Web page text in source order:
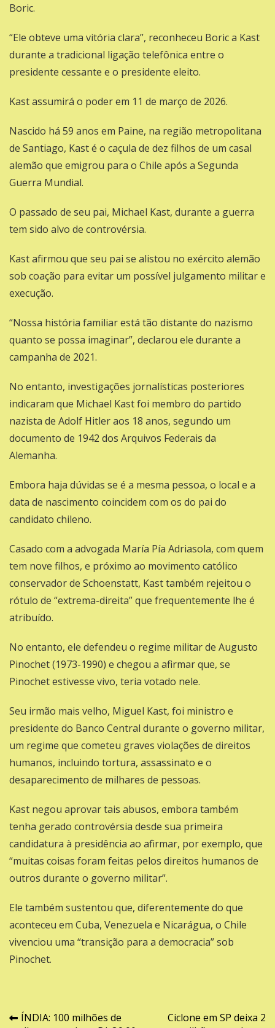
Boric.
“Ele obteve uma vitória clara”, reconheceu Boric a Kast
durante a tradicional ligação telefônica entre o
presidente cessante e o presidente eleito.
Kast assumirá o poder em 11 de março de 2026.
Nascido há 59 anos em Paine, na região metropolitana
de Santiago, Kast é o caçula de dez filhos de um casal
alemão que emigrou para o Chile após a Segunda
Guerra Mundial.
O passado de seu pai, Michael Kast, durante a guerra
tem sido alvo de controvérsia.
Kast afirmou que seu pai se alistou no exército alemão
sob coação para evitar um possível julgamento militar e
execução.
“Nossa história familiar está tão distante do nazismo
quanto se possa imaginar”, declarou ele durante a
campanha de 2021.
No entanto, investigações jornalísticas posteriores
indicaram que Michael Kast foi membro do partido
nazista de Adolf Hitler aos 18 anos, segundo um
documento de 1942 dos Arquivos Federais da
Alemanha.
Embora haja dúvidas se é a mesma pessoa, o local e a
data de nascimento coincidem com os do pai do
candidato chileno.
Casado com a advogada María Pía Adriasola, com quem
tem nove filhos, e próximo ao movimento católico
conservador de Schoenstatt, Kast também rejeitou o
rótulo de “extrema-direita” que frequentemente lhe é
atribuído.
No entanto, ele defendeu o regime militar de Augusto
Pinochet (1973-1990) e chegou a afirmar que, se
Pinochet estivesse vivo, teria votado nele.
Seu irmão mais velho, Miguel Kast, foi ministro e
presidente do Banco Central durante o governo militar,
um regime que cometeu graves violações de direitos
humanos, incluindo tortura, assassinato e o
desaparecimento de milhares de pessoas.
Kast negou aprovar tais abusos, embora também
tenha gerado controvérsia desde sua primeira
candidatura à presidência ao afirmar, por exemplo, que
“muitas coisas foram feitas pelos direitos humanos de
outros durante o governo militar”.
Ele também sustentou que, diferentemente do que
aconteceu em Cuba, Venezuela e Nicarágua, o Chile
vivenciou uma “transição para a democracia” sob
Pinochet.
Navegação
ÍNDIA: 100 milhões de
Ciclone em SP deixa 2